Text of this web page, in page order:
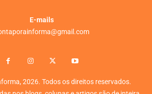
E-mails
2026. Todos os direitos reservados.